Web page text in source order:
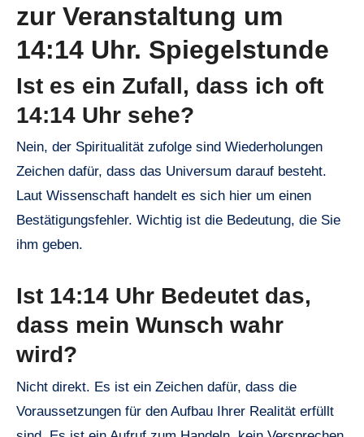
zur Veranstaltung um
14:14 Uhr. Spiegelstunde
Ist es ein Zufall, dass ich oft
14:14 Uhr sehe?
Nein, der Spiritualität zufolge sind Wiederholungen
Zeichen dafür, dass das Universum darauf besteht.
Laut Wissenschaft handelt es sich hier um einen
Bestätigungsfehler. Wichtig ist die Bedeutung, die Sie
ihm geben.
Ist 14:14 Uhr Bedeutet das,
dass mein Wunsch wahr
wird?
Nicht direkt. Es ist ein Zeichen dafür, dass die
Voraussetzungen für den Aufbau Ihrer Realität erfüllt